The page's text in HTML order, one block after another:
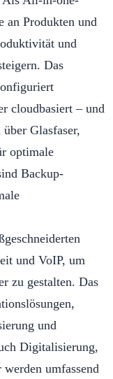
an Produkten und
und
Das
cloudbasiert – und
Glasfaser,
optimale
Backup-
und VoIP, um
zu gestalten. Das
und
Digitalisierung,
umfassend